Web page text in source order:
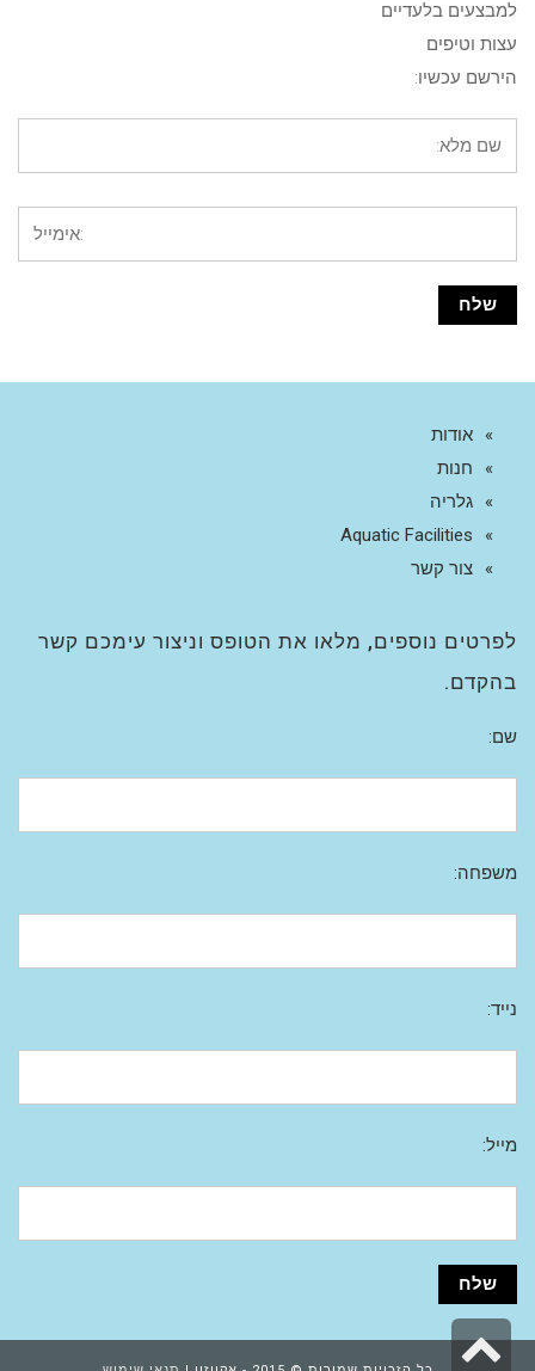
למבצעים בלעדיים
עצות וטיפים
הירשם עכשיו:
אודות
חנות
גלריה
Aquatic Facilities
צור קשר
לפרטים נוספים, מלאו את הטופס וניצור עימכם קשר
בהקדם.
שם:
משפחה:
נייד:
מייל:
גלילה